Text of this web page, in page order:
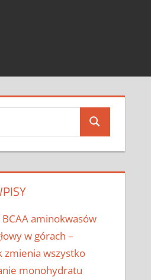
Search
aminokwasów
w górach –
zmienia wszystko
monohydratu